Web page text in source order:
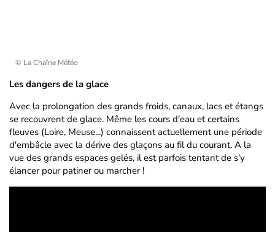
© La Chaîne Météo
Les dangers de la glace
Avec la prolongation des grands froids, canaux, lacs et étangs
se recouvrent de glace. Même les cours d'eau et certains
fleuves (Loire, Meuse...) connaissent actuellement une période
d'embâcle avec la dérive des glaçons au fil du courant. A la
vue des grands espaces gelés, il est parfois tentant de s'y
élancer pour patiner ou marcher !